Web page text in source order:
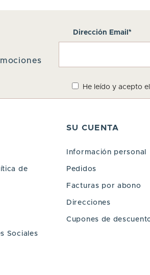
Dirección Email*
He leído y acepto el
de
Sociales
SU CUENTA
Información personal
Pedidos
Facturas por abono
Direcciones
Cupones de